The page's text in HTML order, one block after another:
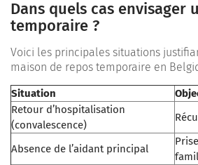
Dans quels cas envisager
temporaire ?
Voici les principales situations
maison de repos temporaire en
Situation
Retour d’hospitalisation
(convalescence)
Absence de l’aidant principal